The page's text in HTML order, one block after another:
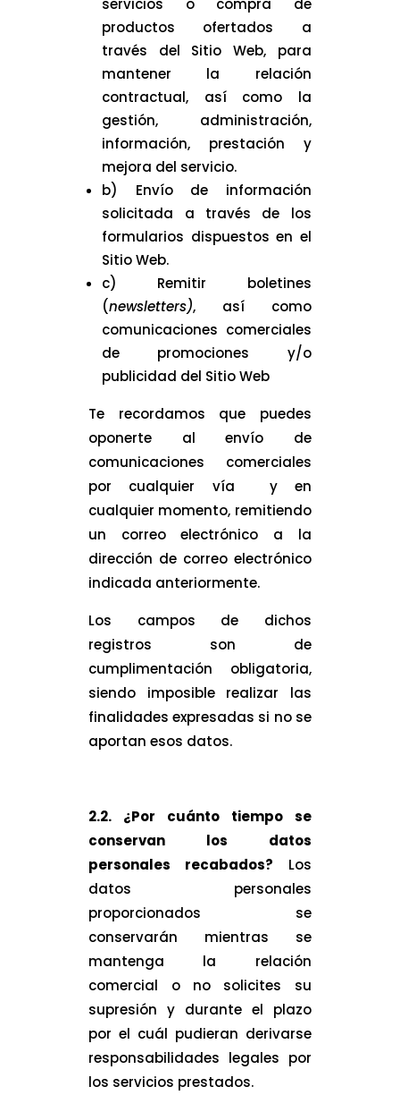
servicios o compra de
productos ofertados a
través del Sitio Web, para
mantener la relación
contractual, así como la
gestión, administración,
información, prestación y
mejora del servicio.
b) Envío de información
solicitada a través de los
formularios dispuestos en el
Sitio Web.
c) Remitir boletines
(newsletters), así como
comunicaciones comerciales
de promociones y/o
publicidad del Sitio Web
Te recordamos que puedes
oponerte al envío de
comunicaciones comerciales
por cualquier vía y en
cualquier momento, remitiendo
un correo electrónico a la
dirección de correo electrónico
indicada anteriormente.
Los campos de dichos
registros son de
cumplimentación obligatoria,
siendo imposible realizar las
finalidades expresadas si no se
aportan esos datos.
2.2. ¿Por cuánto tiempo se
conservan los datos
personales recabados? Los
datos personales
proporcionados se
conservarán mientras se
mantenga la relación
comercial o no solicites su
supresión y durante el plazo
por el cuál pudieran derivarse
responsabilidades legales por
los servicios prestados.